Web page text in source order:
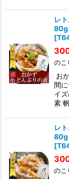
レ
80g
[
のこ
お
間
イ
素
レ
80g
[
のこ